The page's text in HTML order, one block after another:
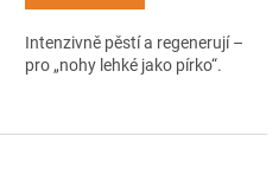
Intenzivně pěstí a regenerují –
pro „nohy lehké jako pírko“.